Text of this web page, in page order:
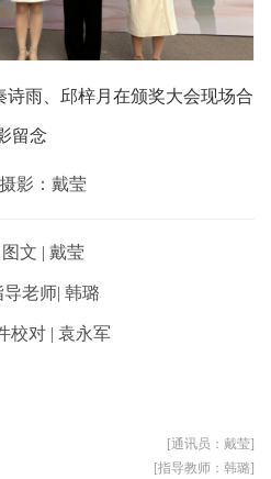
雨、 邱梓月在颁奖大会现场合
留念
摄影：戴莹
图文 | 戴莹
导老师| 韩璐
校对 | 袁永军
[通讯员：戴莹]
[指导教师：韩璐]